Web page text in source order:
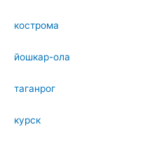
кострома
йошкар-ола
таганрог
курск